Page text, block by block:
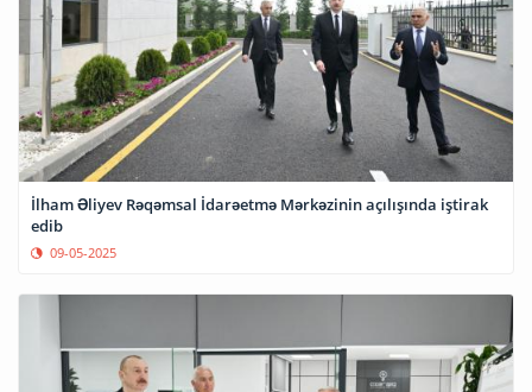
İlham Əliyev Rəqəmsal İdarəetmə Mərkəzinin açılışında iştirak
edib
09-05-2025